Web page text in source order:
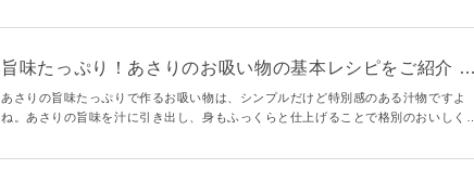
旨味たっぷり！あさりのお吸い物の基本レシピをご紹介 -
macaroni
あさりの旨味たっぷりで作るお吸い物は、シンプルだけど特別感のある汁物ですよ
ね。あさりの旨味を汁に引き出し、身もふっくらと仕上げることで格別のおいしく仕
介。下処理や失敗しないためのコツも伝授します。